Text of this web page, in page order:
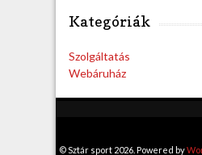
Kategóriák
Szolgáltatás
Webáruház
© Sztár sport 2026. Powered by